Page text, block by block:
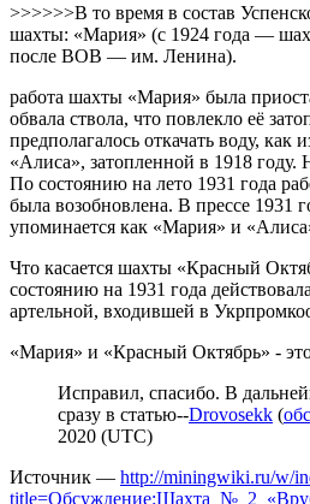
>>>>>>В то время в состав
шахты: «Мария» (с 1924 года —
после ВОВ — им. Ленина).
работа шахты «Мария» была
обвала ствола, что повлекло её
предполагалось откачать воду,
«Алиса», затопленной в 1918 году.
По состоянию на лето 1931 года
была возобновлена. В прессе 1931
упоминается как «Мария» и
Что касается шахты «Красный
состоянию на 1931 года
артельной, входившей в
«Мария» и «Красный Октябрь» -
Исправил, спасибо. В
сразу в статью--Drovosekk (
2020 (UTC)
Источник — http://miningwiki.ru/w/